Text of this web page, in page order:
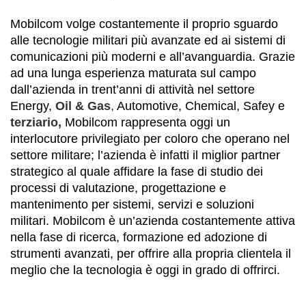
Mobilcom volge costantemente il proprio sguardo
alle tecnologie militari più avanzate ed ai sistemi di
comunicazioni più moderni e all’avanguardia. Grazie
ad una lunga esperienza maturata sul campo
dall’azienda in trent’anni di attività nel settore
Energy, Oil & Gas, Automotive, Chemical, Safey e
terziario, Mobilcom rappresenta oggi un
interlocutore privilegiato per coloro che operano nel
settore militare; l’azienda è infatti il miglior partner
strategico al quale affidare la fase di studio dei
processi di valutazione, progettazione e
mantenimento per sistemi, servizi e soluzioni
militari. Mobilcom è un’azienda costantemente attiva
nella fase di ricerca, formazione ed adozione di
strumenti avanzati, per offrire alla propria clientela il
meglio che la tecnologia è oggi in grado di offrirci.